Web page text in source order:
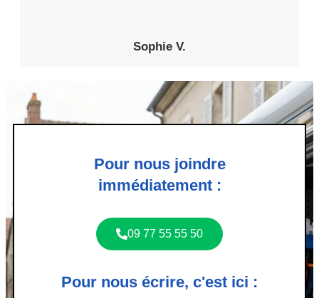
Sophie V.
Pour nous joindre
immédiatement :
09 77 55 55 50
Pour nous écrire, c'est ici :